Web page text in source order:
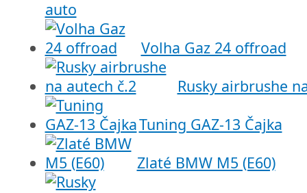
auto
Volha Gaz 24 offroad
Rusky airbrushe
Tuning GAZ-13 Čajka
Zlaté BMW M5 (E60)